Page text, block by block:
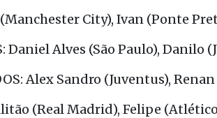
(Manchester City), Ivan (Ponte
Daniel Alves (São Paulo), Danilo
Alex Sandro (Juventus),
(Real Madrid), Felipe